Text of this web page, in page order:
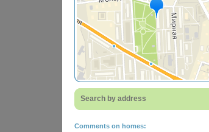
Search by address
Comments on homes: